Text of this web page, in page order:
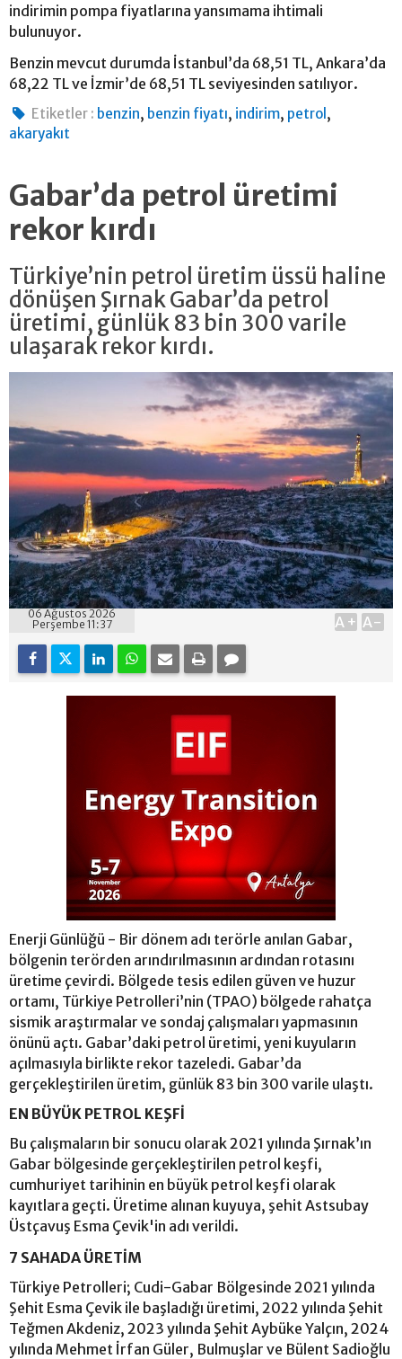
indirimin pompa fiyatlarına yansımama ihtimali
bulunuyor.
Benzin mevcut durumda İstanbul’da 68,51 TL, Ankara’da
68,22 TL ve İzmir’de 68,51 TL seviyesinden satılıyor.
Etiketler : benzin, benzin fiyatı, indirim, petrol ,
akaryakıt
Gabar’da petrol üretimi
rekor kırdı
Türkiye’nin petrol üretim üssü haline
dönüşen Şırnak Gabar’da petrol
üretimi, günlük 83 bin 300 varile
ulaşarak rekor kırdı.
06 Ağustos 2026
Perşembe 11:37
A+ A-
Enerji Günlüğü - Bir dönem adı terörle anılan Gabar,
bölgenin terörden arındırılmasının ardından rotasını
üretime çevirdi. Bölgede tesis edilen güven ve huzur
ortamı, Türkiye Petrolleri’nin (TPAO) bölgede rahatça
sismik araştırmalar ve sondaj çalışmaları yapmasının
önünü açtı. Gabar’daki petrol üretimi, yeni kuyuların
açılmasıyla birlikte rekor tazeledi. Gabar’da
gerçekleştirilen üretim, günlük 83 bin 300 varile ulaştı.
EN BÜYÜK PETROL KEŞFİ
Bu çalışmaların bir sonucu olarak 2021 yılında Şırnak’ın
Gabar bölgesinde gerçekleştirilen petrol keşfi,
cumhuriyet tarihinin en büyük petrol keşfi olarak
kayıtlara geçti. Üretime alınan kuyuya, şehit Astsubay
Üstçavuş Esma Çevik'in adı verildi.
7 SAHADA ÜRETİM
Türkiye Petrolleri; Cudi-Gabar Bölgesinde 2021 yılında
Şehit Esma Çevik ile başladığı üretimi, 2022 yılında Şehit
Teğmen Akdeniz, 2023 yılında Şehit Aybüke Yalçın, 2024
yılında Mehmet İrfan Güler, Bulmuşlar ve Bülent Sadioğlu